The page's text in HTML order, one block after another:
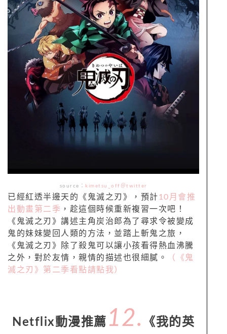
source： kimetsu_off＠twitter
已經紅透半邊天的《鬼滅之刃》，預計 10月會推
出動畫第二季 ，趁這個時候重新複習一次吧！
《鬼滅之刃》講述主角炭治郎為了尋求令被變成
鬼的妹妹變回人類的方法，並踏上斬鬼之旅，
《鬼滅之刃》除了殺鬼可以讓小孩看得熱血沸騰
之外，對於友情，親情的描述也很細膩。
（《鬼
滅之刃》第二季看點請點我）
Netflix動漫推薦 12.
《我的英